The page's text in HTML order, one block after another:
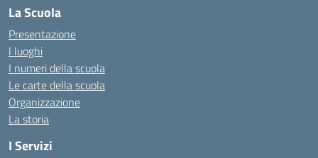
La Scuola
Presentazione
I luoghi
I numeri della scuola
Le carte della scuola
Organizzazione
La storia
I Servizi